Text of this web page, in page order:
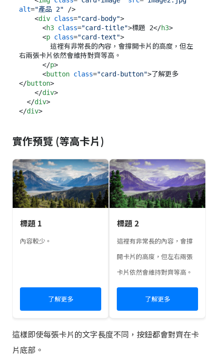
alt="產品 2" />
<div class="card-body">
<h3 class="card-title">標題 2</h3>
<p class="card-text">
右兩張卡片依然會維持對齊等高。
</p>
<button class="card-button">了解更多
</button>
</div>
</div>
</div>
實作預覽 (等高卡片)
標題 1
內容較少。
了解更多
標題 2
這裡有非常長的內容，會撐
開卡片的高度，但左右兩張
卡片依然會維持對齊等高。
了解更多
這樣即使每張卡片的文字長度不同，按鈕都會對齊在卡
片底部。